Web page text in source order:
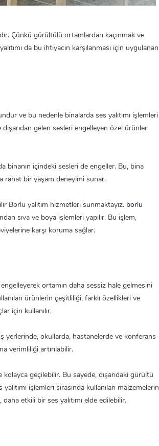
Çünkü gürültülü ortamlardan kaçınmak ve
da bu ihtiyacın karşılanması için uygulanan
ve bu nedenle binalarda ses yalıtımı işlemleri
gelen sesleri engelleyen özel ürünler
binanın içindeki sesleri de engeller. Bu, bina
rahat bir yaşam deneyimi sunar.
Borlu yalıtım hizmetleri sunmaktayız. borlu
sıva ve boya işlemleri yapılır. Bu işlem,
karşı koruma sağlar.
engelleyerek ortamın daha sessiz hale gelmesini
ürünlerin çeşitliliği, farklı özellikleri ve
için kullanılır.
yerlerinde, okullarda, hastanelerde ve konferans
verimliliği artırılabilir.
geçilebilir. Bu sayede, dışarıdaki gürültü
işlemleri sırasında kullanılan malzemelerin
etkili bir ses yalıtımı elde edilebilir.